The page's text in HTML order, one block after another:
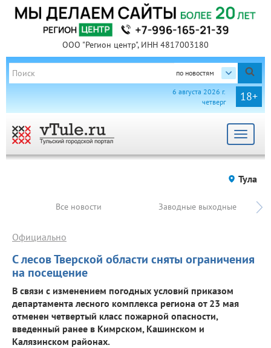
ООО "Регион центр", ИНН 4817003180
по новостям
18+
6 августа 2026 г.
четверг
Toggle
Тула
Все новости Заводные выходные
С лесов Тверской области сняты ограничения
на посещение
Официально
В связи с изменением погодных условий приказом
департамента лесного комплекса региона от 23 мая
отменен четвертый класс пожарной опасности,
введенный ранее в Кимрском, Кашинском и
Калязинском районах.